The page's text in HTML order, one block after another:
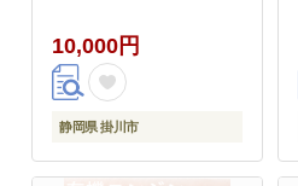
10,000円
静岡県 掛川市